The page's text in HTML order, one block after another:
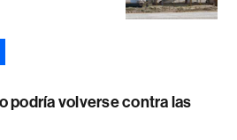
podría volverse contra las